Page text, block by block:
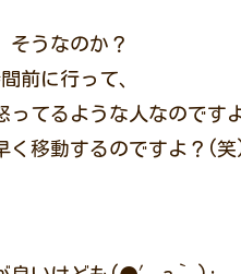
そうなのか？
前に行って、
ってるような人なのです
く移動するのですよ？(笑